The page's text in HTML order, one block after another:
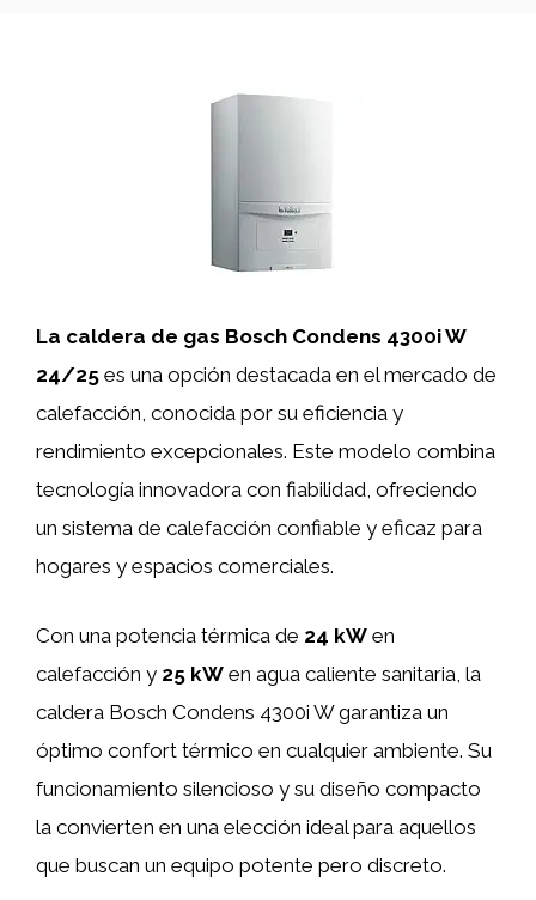
La caldera de gas Bosch Condens 4300i W
24/25 es una opción destacada en el mercado de
calefacción, conocida por su eficiencia y
rendimiento excepcionales. Este modelo combina
tecnología innovadora con fiabilidad, ofreciendo
un sistema de calefacción confiable y eficaz para
hogares y espacios comerciales.
Con una potencia térmica de 24 kW en
calefacción y 25 kW en agua caliente sanitaria, la
caldera Bosch Condens 4300i W garantiza un
óptimo confort térmico en cualquier ambiente. Su
funcionamiento silencioso y su diseño compacto
la convierten en una elección ideal para aquellos
que buscan un equipo potente pero discreto.